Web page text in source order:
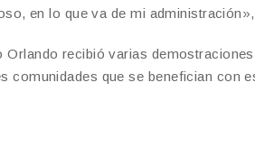
en lo que va de mi
recibió varias
comunidades que se benefician con